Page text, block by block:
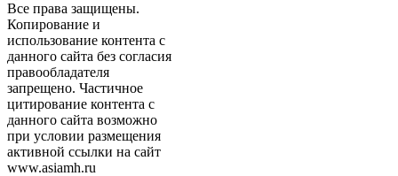
Все права защищены.
Копирование и
использование контента с
данного сайта без согласия
правообладателя
запрещено. Частичное
цитирование контента с
данного сайта возможно
при условии размещения
активной ссылки на сайт
www.asiamh.ru